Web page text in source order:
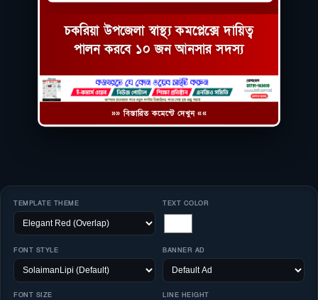
চকরিয়া উপজেলা স্বাস্থ্য কমপ্লেক্সে দায়িত্ব
পালন করবে ১০ জন আনসার সদস্য
»» বিস্তারিত কমেন্টে দেখুন ««
TEMPLATE THEME TEXT COLOR
FONT STYLE BANNER AD
FONT SIZE LINE HEIGHT